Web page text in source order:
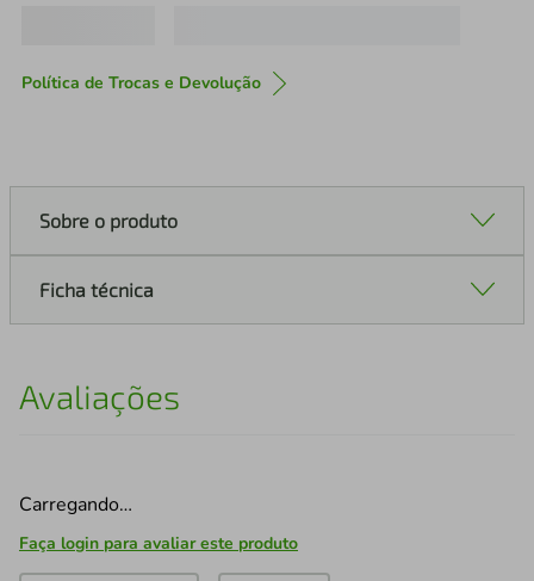
Política de Trocas e Devolução
Sobre o produto
Ficha técnica
Avaliações
Carregando…
Faça login para avaliar este produto